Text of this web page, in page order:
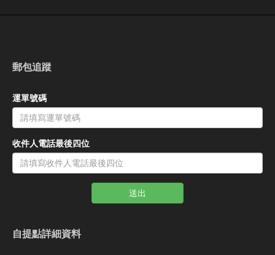
郵包追蹤
運單號碼
收件人電話最後四位
送出
自提點詳細資料